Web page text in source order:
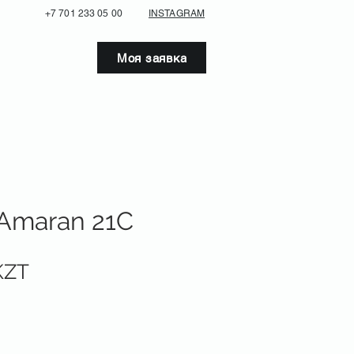
+7 701 233 05 00 INSTAGRAM
Моя заявка
21C
Цена